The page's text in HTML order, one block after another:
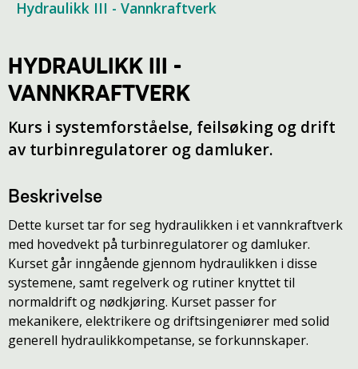
Hydraulikk III - Vannkraftverk
HYDRAULIKK III -
VANNKRAFTVERK
Kurs i systemforståelse, feilsøking og drift
av turbinregulatorer og damluker.
Beskrivelse
Dette kurset tar for seg hydraulikken i et vannkraftverk
med hovedvekt på turbinregulatorer og damluker.
Kurset går inngående gjennom hydraulikken i disse
systemene, samt regelverk og rutiner knyttet til
normaldrift og nødkjøring. Kurset passer for
mekanikere, elektrikere og driftsingeniører med solid
generell hydraulikkompetanse, se forkunnskaper.